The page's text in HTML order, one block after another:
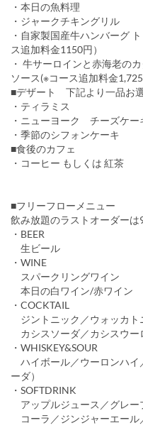
・本日の魚料理
・ジャークチキングリル
・自家製国産牛ハンバーグ
ス追加料金1150円）
・ 牛サーロインと赤海老の
ソース(※コース追加料金
■デザート 下記より一品お選
・ティラミス
・ニューヨーク チーズケー
・季節のシフォンケーキ
■食後のカフェ
・コーヒー もしくは 紅茶
■フリーフローメニュー
飲み放題のラストオーダーは
・BEER
生ビール
・WINE
スパークリングワイン
本日の白ワイン/赤ワイン
・COCKTAIL
ジントニック／ウォッカト
カシスソーダ／カシスウー
・WHISKEY&SOUR
ハイボール／ウーロンハイ
ーダ）
・SOFTDRINK
アップルジュース／グレー
コーラ／ジンジャーエール